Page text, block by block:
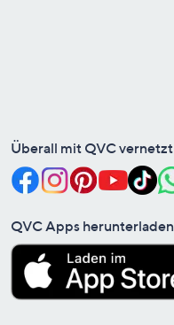
Überall mit QVC vernetzt
QVC Apps herunterladen